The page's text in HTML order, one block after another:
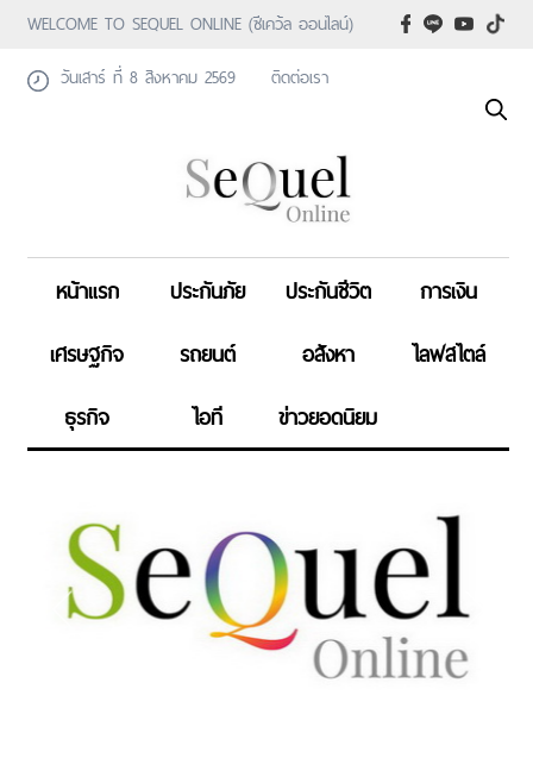
WELCOME TO SEQUEL ONLINE (ซีเคว้ล ออนไลน์)
วันเสาร์ ที่ 8 สิงหาคม 2569
ติดต่อเรา
หน้าแรก ประกันภัย ประกันชีวิต
การเงิน
เศรษฐกิจ
รถยนต์ อสังหา
ไลฟสไตล์
ธุรกิจ
ไอที ข่าวยอดนิยม